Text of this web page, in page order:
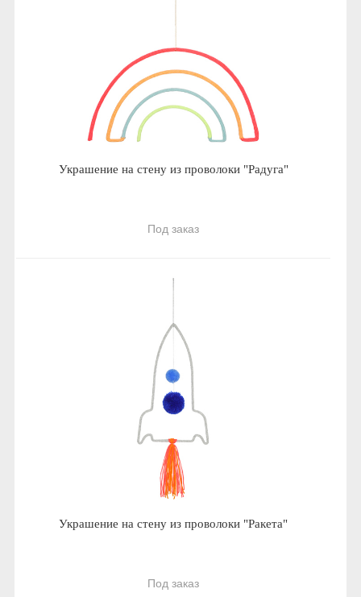
Украшение на стену из проволоки "Радуга"
Под заказ
Украшение на стену из проволоки "Ракета"
Под заказ